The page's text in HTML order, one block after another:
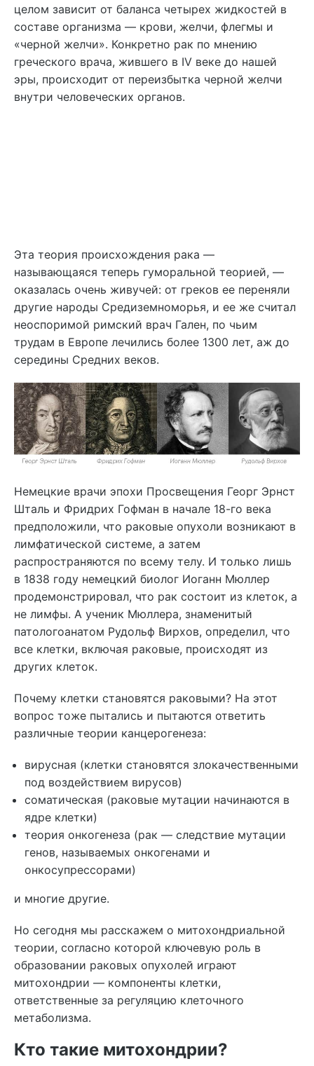
целом зависит от баланса четырех жидкостей в
составе организма — крови, желчи, флегмы и
«черной желчи». Конкретно рак по мнению
греческого врача, жившего в IV веке до нашей
эры, происходит от переизбытка черной желчи
внутри человеческих органов.
Эта теория происхождения рака —
называющаяся теперь гуморальной теорией, —
оказалась очень живучей: от греков ее переняли
другие народы Средиземноморья, и ее же считал
неоспоримой римский врач Гален, по чьим
трудам в Европе лечились более 1300 лет, аж до
середины Средних веков.
Немецкие врачи эпохи Просвещения Георг Эрнст
Шталь и Фридрих Гофман в начале 18-го века
предположили, что раковые опухоли возникают в
лимфатической системе, а затем
распространяются по всему телу. И только лишь
в 1838 году немецкий биолог Иоганн Мюллер
продемонстрировал, что рак состоит из клеток, а
не лимфы. А ученик Мюллера, знаменитый
патологоанатом Рудольф Вирхов, определил, что
все клетки, включая раковые, происходят из
других клеток.
Почему клетки становятся раковыми? На этот
вопрос тоже пытались и пытаются ответить
различные теории канцерогенеза:
вирусная (клетки становятся злокачественными
под воздействием вирусов)
соматическая (раковые мутации начинаются в
ядре клетки)
теория онкогенеза (рак — следствие мутации
генов, называемых онкогенами и
онкосупрессорами)
и многие другие.
Но сегодня мы расскажем о митохондриальной
теории, согласно которой ключевую роль в
образовании раковых опухолей играют
митохондрии — компоненты клетки,
ответственные за регуляцию клеточного
метаболизма.
Кто такие митохондрии?